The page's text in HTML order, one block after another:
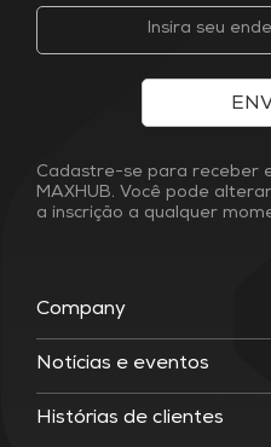
Company
Notícias e eventos
Histórias de clientes
Cadastre-se para receber
MAXHUB. Você pode
a inscrição a qualquer